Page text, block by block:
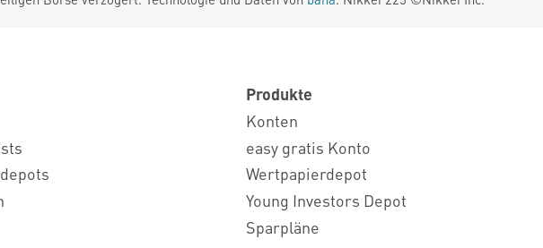
Produkte
Konten
easy gratis Konto
Wertpapierdepot
Young Investors Depot
Sparpläne